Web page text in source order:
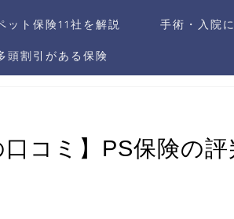
ット保険11社を解説 手術・入院
頭割引がある保険
口コミ】PS保険の